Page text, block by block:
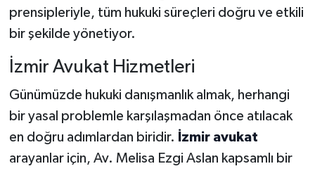
prensipleriyle, tüm hukuki süreçleri doğru ve etkili
bir şekilde yönetiyor.
İzmir Avukat Hizmetleri
Günümüzde hukuki danışmanlık almak, herhangi
bir yasal problemle karşılaşmadan önce atılacak
en doğru adımlardan biridir. İzmir avukat
arayanlar için, Av. Melisa Ezgi Aslan kapsamlı bir